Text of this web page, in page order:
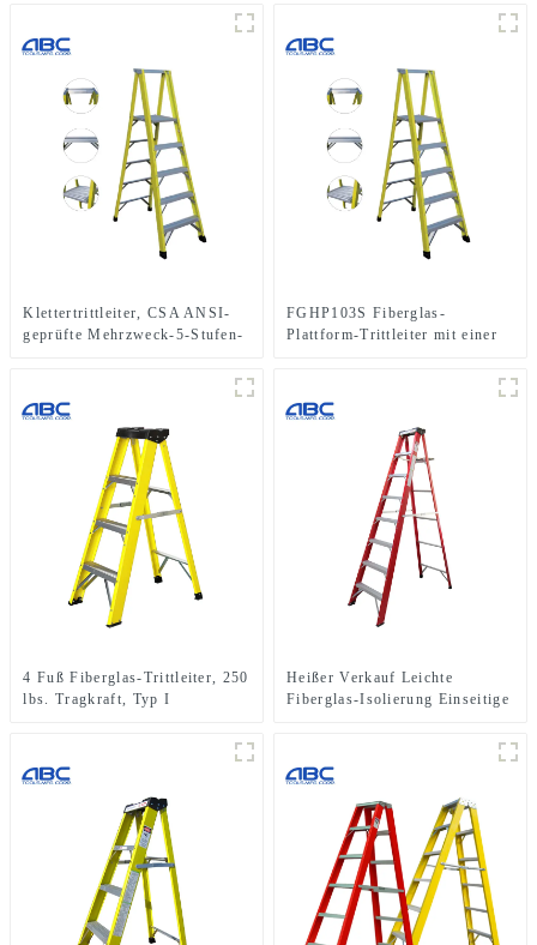
Klettertrittleiter, CSA ANSI-
geprüfte Mehrzweck-5-Stufen-
FGHP103S Fiberglas-
Plattform-Trittleiter mit einer
4 Fuß Fiberglas-Trittleiter, 250
lbs. Tragkraft, Typ I
Heißer Verkauf Leichte
Fiberglas-Isolierung Einseitige